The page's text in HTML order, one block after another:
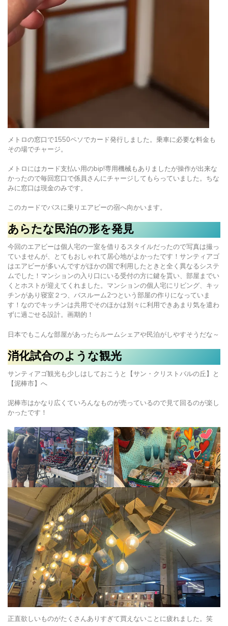
メトロの窓口で1550ペソでカード発行しました。乗車に必要な料金も
その場でチャージ。
メトロにはカード支払い用のbip!専用機械もありましたが操作が出来な
かったので毎回窓口で係員さんにチャージしてもらっていました。ちな
みに窓口は現金のみです。
このカードでバスに乗りエアビーの宿へ向かいます。
あらたな民泊の形を発見
今回のエアビーは個人宅の一室を借りるスタイルだったので写真は撮っ
ていませんが、とてもおしゃれて居心地がよかったです！サンティアゴ
はエアビーが多いんですがほかの国で利用したときと全く異なるシステ
ムでした！マンションの入り口にいる受付の方に鍵を貰い、部屋までい
くとホストが迎えてくれました。マンションの個人宅にリビング、キッ
チンがあり寝室２つ、バスルーム2つという部屋の作りになっていま
す！なのでキッチンは共用でそのほかは別々に利用できあまり気を遣わ
ずに過ごせる設計。画期的！
日本でもこんな部屋があったらルームシェアや民泊がしやすそうだな～
消化試合のような観光
サンティアゴ観光も少しはしておこうと【サン・クリストバルの丘】と
【泥棒市】へ
泥棒市はかなり広くていろんなものが売っているので見て回るのが楽し
かったです！
正直欲しいものがたくさんありすぎて買えないことに疲れました。笑